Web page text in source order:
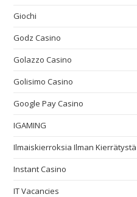
Giochi
Godz Casino
Golazzo Casino
Golisimo Casino
Google Pay Casino
IGAMING
Ilmaiskierroksia Ilman Kierrätystä
Instant Casino
IT Vacancies